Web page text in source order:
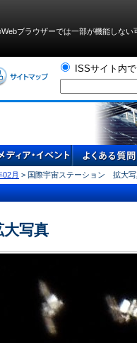
ブラウザーでは⼀部が機能しない
ISSサイト内で
02月 > 国際宇宙ステーション 拡大
写真